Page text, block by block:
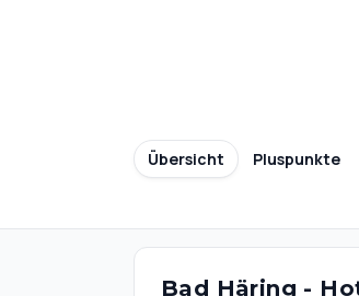
Übersicht Pluspunkte
Bad Häring -